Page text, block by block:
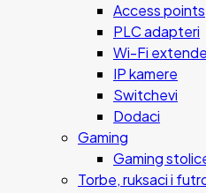
Access points
PLC adapteri
Wi-Fi
IP kamere
Switchevi
Dodaci
Gaming
Gaming
Torbe, ruksaci i